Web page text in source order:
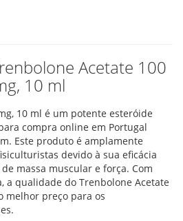
Acetate 100
10 ml
10 ml é um potente esteróide
compra online em Portugal
Este produto é amplamente
devido à sua eficácia
massa muscular e força. Com
a qualidade do Trenbolone Acetate
melhor preço para os